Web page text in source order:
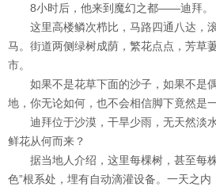
8小时后，他来到魔幻之都——迪拜。
这里高楼鳞次栉比，马路四通八达，
马。街道两侧绿树成荫，繁花点点，芳草
市。
如果不是花草下面的沙子，如果不是
地，你无论如何，也不会相信脚下竟然是一
迪拜位于沙漠，干旱少雨，无天然淡
鲜花从何而来？
据当地人介绍，这里每棵树，甚至每株
色”根系处，埋有自动滴灌设备。一天之